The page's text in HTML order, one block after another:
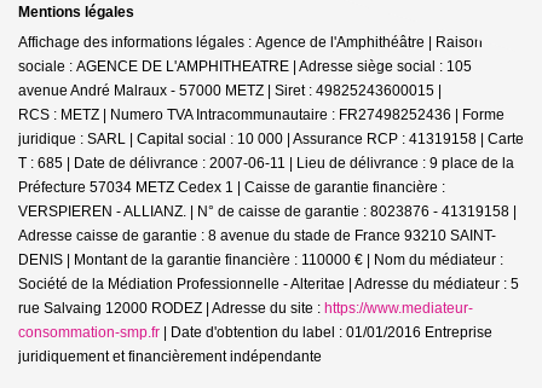
Mentions légales
Affichage des informations légales : Agence de l'Amphithéâtre | Raison
sociale : AGENCE DE L'AMPHITHEATRE | Adresse siège social : 105
avenue André Malraux - 57000 METZ | Siret : 49825243600015 |
RCS : METZ | Numero TVA Intracommunautaire : FR27498252436 | Forme
juridique : SARL | Capital social : 10 000 | Assurance RCP : 41319158 | Carte
T : 685 | Date de délivrance : 2007-06-11 | Lieu de délivrance : 9 place de la
Préfecture 57034 METZ Cedex 1 | Caisse de garantie financière :
VERSPIEREN - ALLIANZ. | N° de caisse de garantie : 8023876 - 41319158 |
Adresse caisse de garantie : 8 avenue du stade de France 93210 SAINT-
DENIS | Montant de la garantie financière : 110000 € | Nom du médiateur :
Société de la Médiation Professionnelle - Alteritae | Adresse du médiateur : 5
rue Salvaing 12000 RODEZ | Adresse du site : https://www.mediateur-
consommation-smp.fr | Date d'obtention du label : 01/01/2016 Entreprise
juridiquement et financièrement indépendante